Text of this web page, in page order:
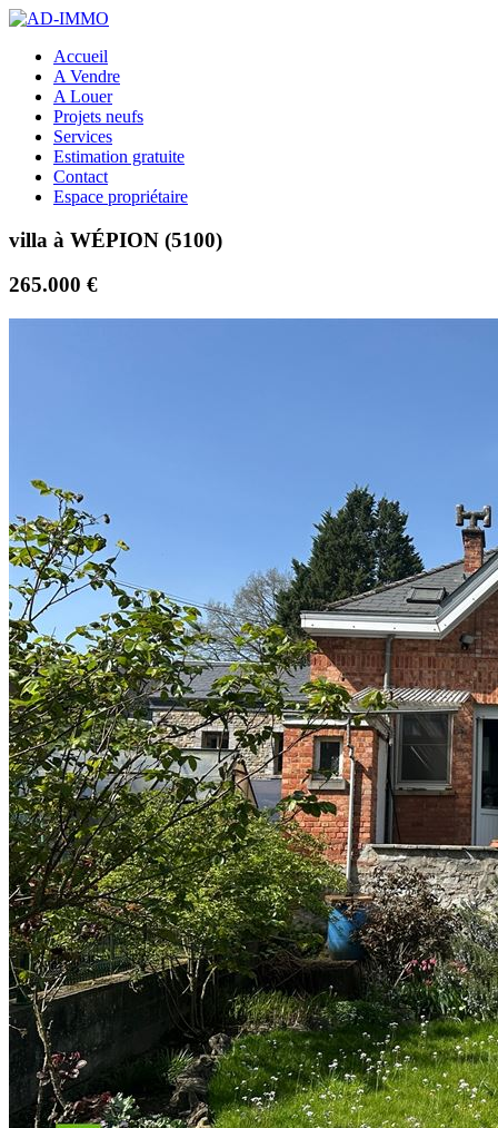
Accueil
A Vendre
A Louer
Projets neufs
Services
Estimation gratuite
Contact
Espace propriétaire
villa à WÉPION (5100)
265.000 €